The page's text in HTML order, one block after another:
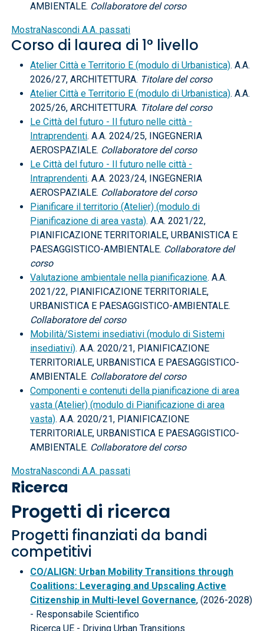
AMBIENTALE. Collaboratore del corso
MostraNascondi A.A. passati
Corso di laurea di 1° livello
Atelier Città e Territorio E (modulo di Urbanistica). A.A.
2026/27, ARCHITETTURA. Titolare del corso
Atelier Città e Territorio E (modulo di Urbanistica). A.A.
2025/26, ARCHITETTURA. Titolare del corso
Le Città del futuro - Il futuro nelle città -
Intraprendenti. A.A. 2024/25, INGEGNERIA
AEROSPAZIALE. Collaboratore del corso
Le Città del futuro - Il futuro nelle città -
Intraprendenti. A.A. 2023/24, INGEGNERIA
AEROSPAZIALE. Collaboratore del corso
Pianificare il territorio (Atelier) (modulo di
Pianificazione di area vasta). A.A. 2021/22,
PIANIFICAZIONE TERRITORIALE, URBANISTICA E
PAESAGGISTICO-AMBIENTALE. Collaboratore del
corso
Valutazione ambientale nella pianificazione. A.A.
2021/22, PIANIFICAZIONE TERRITORIALE,
URBANISTICA E PAESAGGISTICO-AMBIENTALE.
Collaboratore del corso
Mobilità/Sistemi insediativi (modulo di Sistemi
insediativi). A.A. 2020/21, PIANIFICAZIONE
TERRITORIALE, URBANISTICA E PAESAGGISTICO-
AMBIENTALE. Collaboratore del corso
Componenti e contenuti della pianificazione di area
vasta (Atelier) (modulo di Pianificazione di area
vasta). A.A. 2020/21, PIANIFICAZIONE
TERRITORIALE, URBANISTICA E PAESAGGISTICO-
AMBIENTALE. Collaboratore del corso
MostraNascondi A.A. passati
Ricerca
Progetti di ricerca
Progetti finanziati da bandi
competitivi
CO/ALIGN: Urban Mobility Transitions through
Coalitions: Leveraging and Upscaling Active
Citizenship in Multi-level Governance, (2026-2028)
- Responsabile Scientifico
Ricerca UE - Driving Urban Transitions